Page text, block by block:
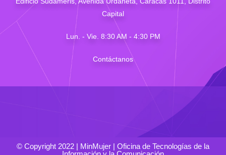
Capital
Lun. - Vie. 8:30 AM - 4:30 PM
Contáctanos
© Copyright 2022 | MinMujer | Oficina de Tecnologías de la